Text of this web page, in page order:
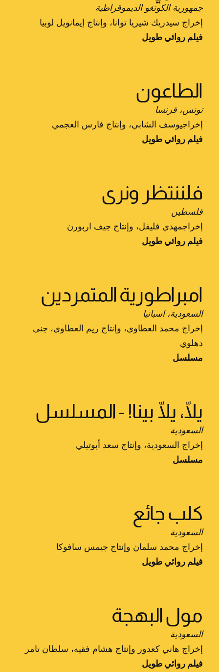
جمهورية الكونغو الديموقراطية
إخراج سيدريك شيريا توانا، وإنتاج إيمانويل لوبيا
فيلم روائي طويل
الطاعون
تونس، فرنسا
إخراجيوسف الشابي، وإنتاج فارس العجمي
فيلم روائي طويل
فلننتظر ونرى
فلسطين
إخراجمهدي فليفل، وإنتاج جيف اربورن
فيلم روائي طويل
امبراطورية المتمردين
السعودية، اسبانيا
إخراج محمد العطاوي، وإنتاج ريم العطاوي، جنى
دهلوي
مسلسل
يلّا، يلّا بينا! - المسلسل
السعودية
إخراج السعودية، وإنتاج سعد أبوتيلي
مسلسل
كلب جائع
السعودية
إخراج محمد سلمان وإنتاج جيمس سافوكا
فيلم روائي طويل
مول البهجة
السعودية
إخراج هاني كعدور وإنتاج هشام فقيه، سلطان تامر
فيلم روائي طويل